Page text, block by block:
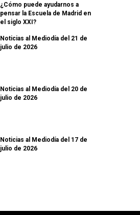
¿Cómo puede ayudarnos a
pensar la Escuela de Madrid en
el siglo XXI?
Noticias al Mediodía del 21 de
julio de 2026
Noticias al Mediodía del 20 de
julio de 2026
Noticias al Mediodía del 17 de
julio de 2026